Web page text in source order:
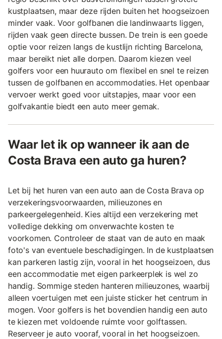
kustplaatsen, maar deze rijden buiten het hoogseizoen
minder vaak. Voor golfbanen die landinwaarts liggen,
rijden vaak geen directe bussen. De trein is een goede
optie voor reizen langs de kustlijn richting Barcelona,
maar bereikt niet alle dorpen. Daarom kiezen veel
golfers voor een huurauto om flexibel en snel te reizen
tussen de golfbanen en accommodaties. Het openbaar
vervoer werkt goed voor uitstapjes, maar voor een
golfvakantie biedt een auto meer gemak.
Waar let ik op wanneer ik aan de
Costa Brava een auto ga huren?
Let bij het huren van een auto aan de Costa Brava op
verzekeringsvoorwaarden, milieuzones en
parkeergelegenheid. Kies altijd een verzekering met
volledige dekking om onverwachte kosten te
voorkomen. Controleer de staat van de auto en maak
foto's van eventuele beschadigingen. In de kustplaatsen
kan parkeren lastig zijn, vooral in het hoogseizoen, dus
een accommodatie met eigen parkeerplek is wel zo
handig. Sommige steden hanteren milieuzones, waarbij
alleen voertuigen met een juiste sticker het centrum in
mogen. Voor golfers is het bovendien handig een auto
te kiezen met voldoende ruimte voor golftassen.
Reserveer je auto vooraf, vooral in het hoogseizoen.